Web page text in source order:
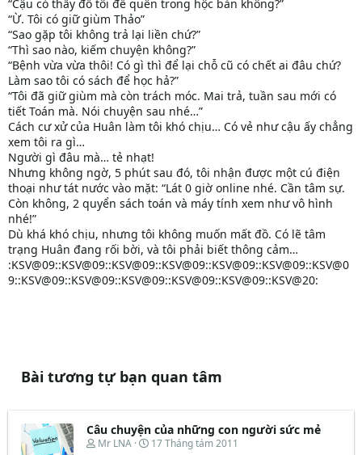
“Cậu có thấy đồ tôi để quên trong hộc bàn không?”
“Ừ. Tôi có giữ giùm Thảo”
“Sao gặp tôi không trả lại liền chứ?”
“Thì sao nào, kiếm chuyện không?”
“Bệnh vừa vừa thôi! Có gì thì để lại chỗ cũ có chết ai đâu chứ?
Làm sao tôi có sách để học hả?”
“Tôi đã giữ giùm mà còn trách móc. Mai trả, tuần sau mới có
tiết Toán mà. Nói chuyện sau nhé…”
Cách cư xử của Huân làm tôi khó chịu… Có vẻ như cậu ấy chẳng
xem tôi ra gì…
Người gì đâu mà… tẻ nhạt!
Nhưng không ngờ, 5 phút sau đó, tôi nhận được một cú điện
thoại như tát nước vào mặt: “Lát 0 giờ online nhé. Cần tâm sự.
Còn không, 2 quyển sách toán và máy tính xem như vô hình
nhé!”
Dù khá khó chịu, nhưng tôi không muốn mất đồ. Có lẽ tâm
trạng Huân đang rối bời, và tôi phải biết thông cảm…
:KSV@09::KSV@09::KSV@09::KSV@09::KSV@09::KSV@09::KSV@0
9::KSV@09::KSV@09::KSV@09::KSV@09::KSV@09::KSV@20:
Bài tương tự bạn quan tâm
Câu chuyện của những con người sức mẻ
T
Mr LNA
N
17 Tháng tám 2011